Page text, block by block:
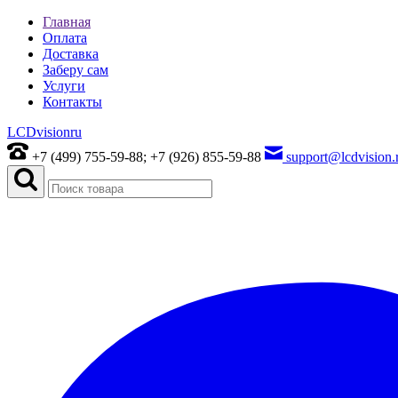
Главная
Оплата
Доставка
Заберу сам
Услуги
Контакты
LCDvisionru
+7 (499) 755-59-88; +7 (926) 855-59-88